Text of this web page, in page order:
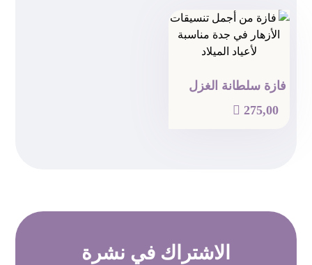
فازة سلطانة الغزل
 275,00
الاشتراك في نشرة